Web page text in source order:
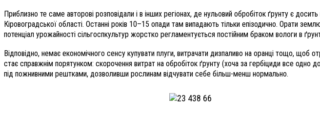
Приблизно те саме авторові розповідали і в інших регіонах, де нульовий обробіток ґрунту є
Кіровоградської області. Останні років 10–15 опади там випадають тільки епізодично. Орати
потенціал урожайності сільгоспкультур жорстко регламентується постійним браком вологи в
Відповідно, немає економічного сенсу купувати плуги, витрачати дизпаливо на оранці тощо,
стає справжнім порятунком: скорочення витрат на обробіток ґрунту (хоча за гербіциди все
під пожнивними рештками, дозволивши рослинам відчувати себе більш-менш нормально.